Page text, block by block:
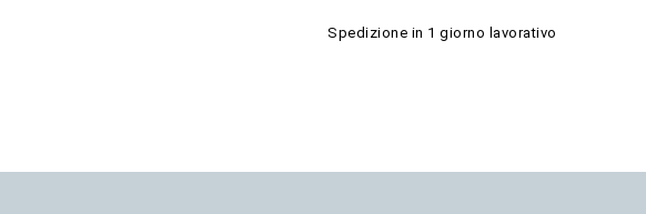
Spedizione in 1 giorno lavorativo